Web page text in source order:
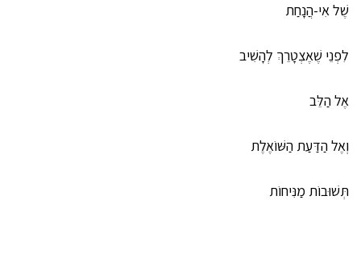
שֶׁל אִי-הֲנָחַת
לִפְנֵי שֶׁאֶצְטָרֵךְ לְהָשִׁיב
אֶל הַלֵּב
וְאֶל הַדַּעַת הַשּׁוֹאֶלֶת
תְּשׁוּבוֹת מַנִּיחוֹת